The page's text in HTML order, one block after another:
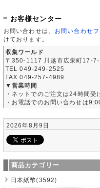
お客様センター
お問い合わせは、 お問い合わせ
けております。
収集ワールド
〒350-1117 川越市広栄町17-7-
TEL 049-249-2525
FAX 049-257-4989
▼営業時間
・ネットでのご注文は24時間受
・お電話でのお問い合わせは
2026年8月9日
商品カテゴリー
日本紙幣(3592)